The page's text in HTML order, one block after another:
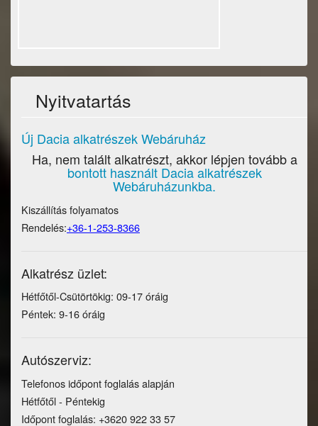
Nyitvatartás
Új Dacia alkatrészek Webáruház
Ha, nem talált alkatrészt, akkor lépjen tovább a
bontott használt Dacia alkatrészek
Webáruházunkba.
Kiszállítás folyamatos
Rendelés:+36-1-253-8366
Alkatrész üzlet:
Hétfőtől-Csütörtökig: 09-17 óráig
Péntek: 9-16 óráig
Autószerviz:
Telefonos időpont foglalás alapján
Hétfőtől - Péntekig
Időpont foglalás: +3620 922 33 57